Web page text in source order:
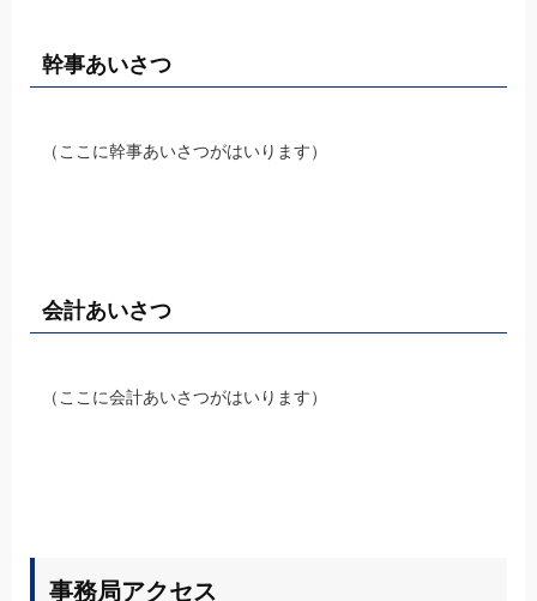
幹事あいさつ
（ここに幹事あいさつがはいります）
会計あいさつ
（ここに会計あいさつがはいります）
事務局アクセス